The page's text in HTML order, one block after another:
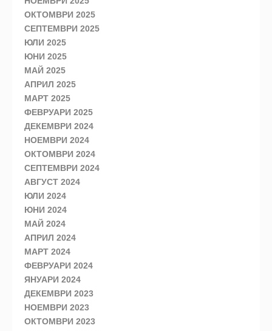
ОКТОМВРИ 2025
СЕПТЕМВРИ 2025
ЮЛИ 2025
ЮНИ 2025
МАЙ 2025
АПРИЛ 2025
МАРТ 2025
ФЕВРУАРИ 2025
ДЕКЕМВРИ 2024
НОЕМВРИ 2024
ОКТОМВРИ 2024
СЕПТЕМВРИ 2024
АВГУСТ 2024
ЮЛИ 2024
ЮНИ 2024
МАЙ 2024
АПРИЛ 2024
МАРТ 2024
ФЕВРУАРИ 2024
ЯНУАРИ 2024
ДЕКЕМВРИ 2023
НОЕМВРИ 2023
ОКТОМВРИ 2023